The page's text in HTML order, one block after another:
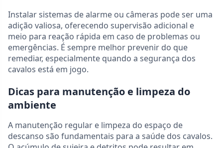
Instalar sistemas de alarme ou câmeras pode ser uma
adição valiosa, oferecendo supervisão adicional e
meio para reação rápida em caso de problemas ou
emergências. É sempre melhor prevenir do que
remediar, especialmente quando a segurança dos
cavalos está em jogo.
Dicas para manutenção e limpeza do
ambiente
A manutenção regular e limpeza do espaço de
descanso são fundamentais para a saúde dos cavalos.